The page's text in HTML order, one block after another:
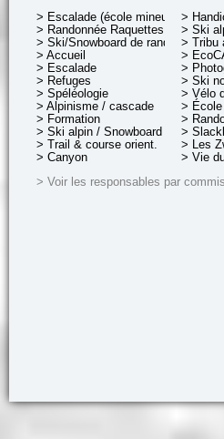
> Escalade (école mineurs)
> Randonnée Raquettes
> Ski/Snowboard de rando.
> Accueil
> Escalade
> Refuges
> Spéléologie
> Alpinisme / cascade
> Formation
> Ski alpin / Snowboard
> Trail & course orient.
> Canyon
>
> Ski
> Tribu
>
>
> Ski
> Vélo
> École
>
>
> Les
> Vie
> Voir les responsables par